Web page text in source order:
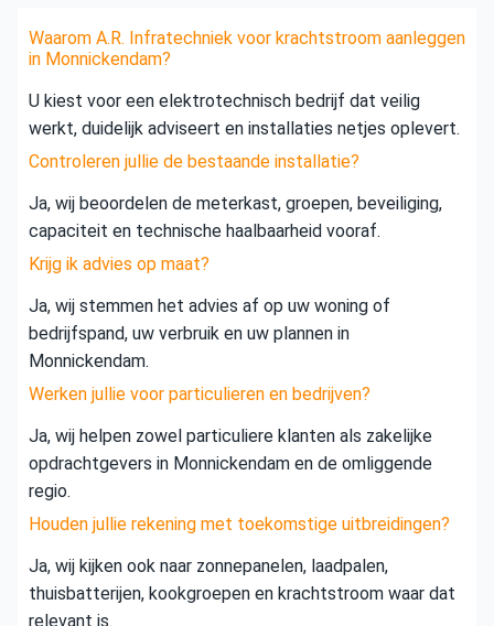
Waarom A.R. Infratechniek voor krachtstroom aanleggen
in Monnickendam?
U kiest voor een elektrotechnisch bedrijf dat veilig
werkt, duidelijk adviseert en installaties netjes oplevert.
Controleren jullie de bestaande installatie?
Ja, wij beoordelen de meterkast, groepen, beveiliging,
capaciteit en technische haalbaarheid vooraf.
Krijg ik advies op maat?
Ja, wij stemmen het advies af op uw woning of
bedrijfspand, uw verbruik en uw plannen in
Monnickendam.
Werken jullie voor particulieren en bedrijven?
Ja, wij helpen zowel particuliere klanten als zakelijke
opdrachtgevers in Monnickendam en de omliggende
regio.
Houden jullie rekening met toekomstige uitbreidingen?
Ja, wij kijken ook naar zonnepanelen, laadpalen,
thuisbatterijen, kookgroepen en krachtstroom waar dat
relevant is.